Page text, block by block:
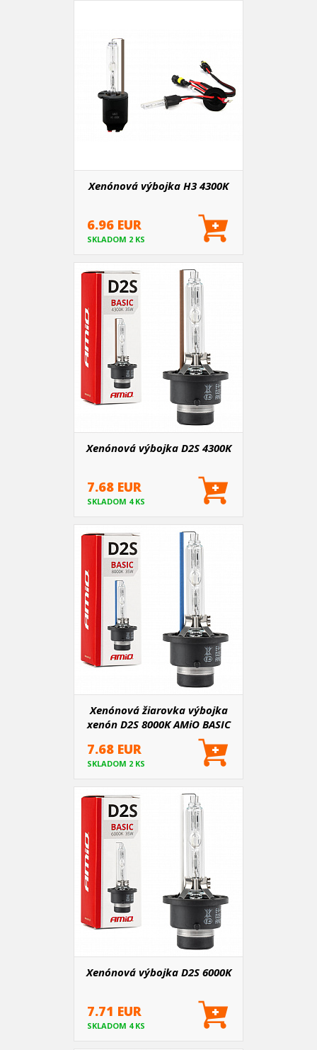
Xenónová výbojka H3 4300K
6.96 EUR
SKLADOM 2 KS
Xenónová výbojka D2S 4300K
7.68 EUR
SKLADOM 4 KS
Xenónová žiarovka výbojka
xenón D2S 8000K AMiO BASIC
7.68 EUR
SKLADOM 2 KS
Xenónová výbojka D2S 6000K
7.71 EUR
SKLADOM 4 KS